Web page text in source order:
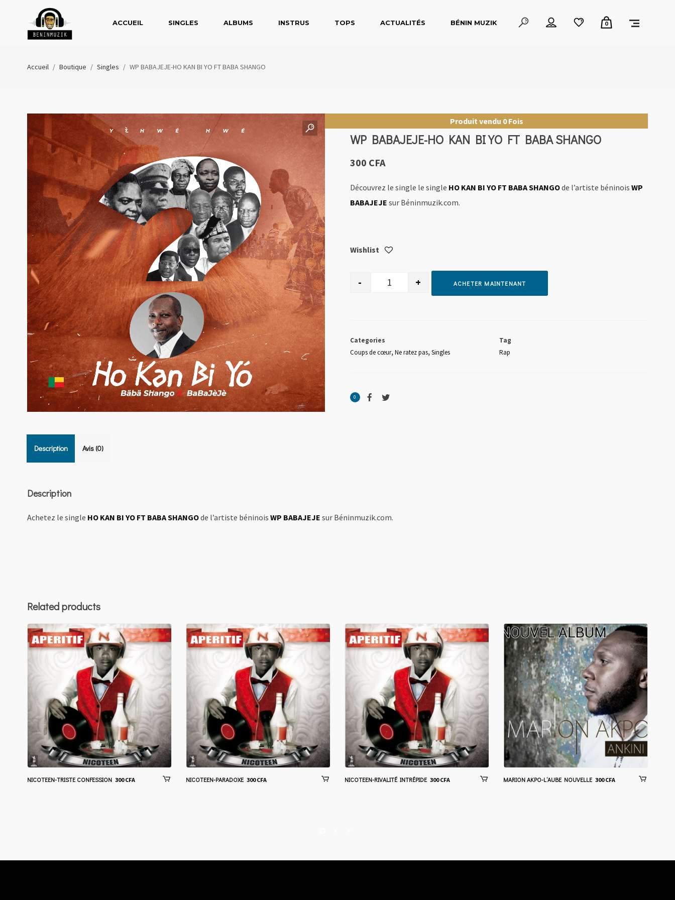
ACCUEIL SINGLES ALBUMS INSTRUS TOPS ACTUALITÉS BÉNIN MUZIK 0
Accueil / Boutique / Singles / WP BABAJEJE-HO KAN BI YO FT BABA SHANGO
Produit vendu 0 Fois
WP BABAJEJE-HO KAN BI YO FT BABA SHANGO
300 CFA
Découvrez le single le single HO KAN BI YO FT BABA SHANGOde l’artiste béninois WP
BABAJEJE sur Béninmuzik.com.
Wishlist
- + ACHETER MAINTENANT
Categories
Coups de cœur,Ne ratez pas,Singles
Tag
Rap
0
Description Avis (0)
Description
Achetez le single HO KAN BI YO FT BABA SHANGOde l’artiste béninois WP BABAJEJE sur Béninmuzik.com.
Related products
NICOTEEN-TRISTE CONFESSION 300CFA NICOTEEN-PARADOXE 300CFA NICOTEEN-RIVALITÉ INTRÉPIDE 300CFA MARION AKPO-L’AUBE NOUVELLE 300CFA